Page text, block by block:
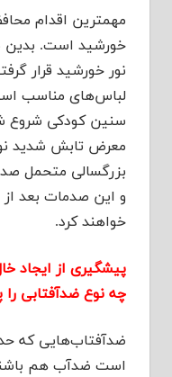
مهمترین اقدام
خورشید است. بدین
نور خورشید قرار
لباس‌های مناسب
سنین کودکی شروع
معرض تابش شدید
بزرگسالی متحمل
خواهند کرد.
پیشگیری از ایجاد
چه نوع ضدآفتابی
است ضدآب هم